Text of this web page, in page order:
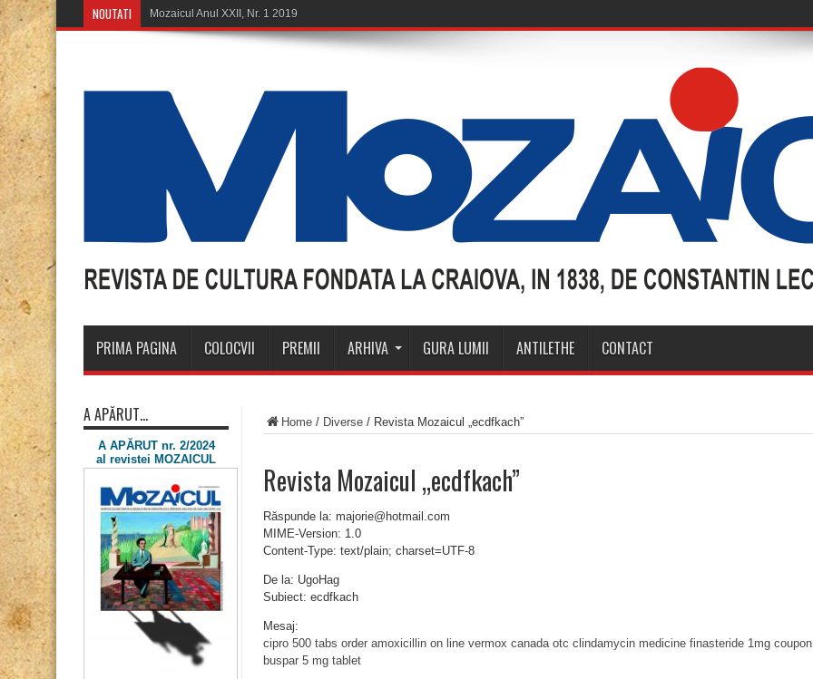
NOUTATI
PRIMA PAGINA COLOCVII PREMII ARHIVA GURA LUMII ANTILETHE CONTACT
Home / Diverse / Revista Mozaicul „ecdfkach”
Revista Mozaicul „ecdfkach”
Răspunde la: majorie@hotmail.com
MIME-Version: 1.0
Content-Type: text/plain; charset=UTF-8
De la: UgoHag
Subiect: ecdfkach
Mesaj:
cipro 500 tabs order amoxicillin on line vermox canada otc clindamycin medicine finasteride 1mg coupon
buspar 5 mg tablet
A APĂRUT…
A APĂRUT nr. 2/2024
al revistei MOZAICUL